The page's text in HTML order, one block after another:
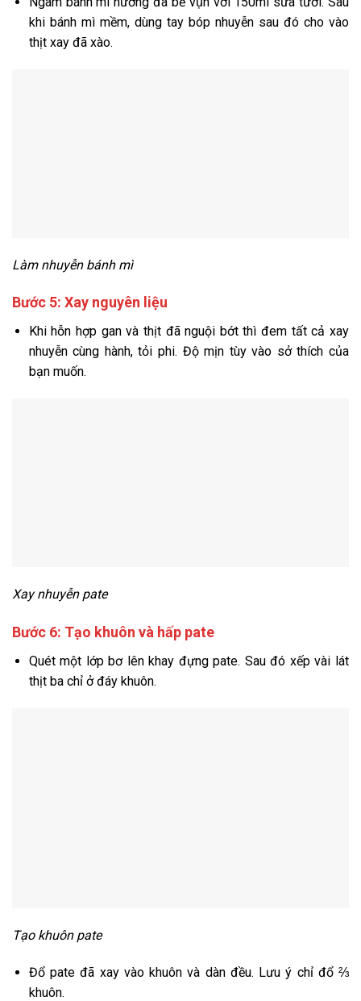
khi bánh mì mềm, dùng tay bóp nhuyễn sau đó cho vào
thịt xay đã xào.
Làm nhuyễn bánh mì
Bước 5: Xay nguyên liệu
Khihỗn hợp gan và thịt đã nguội bớt thì đem tất cả xay
nhuyễn cùng hành, tỏi phi. Độ mịn tùy vào sở thích của
bạn muốn.
Xay nhuyễn pate
Bước 6: Tạo khuôn và hấp pate
Quét một lớp bơ lên khay đựng pate. Sau đó xếp vài lát
thịt ba chỉ ở đáy khuôn.
Tạo khuôn pate
Đổ pate đã xay vào khuôn và dàn đều. Lưu ý chỉ đổ ⅔
khuôn.